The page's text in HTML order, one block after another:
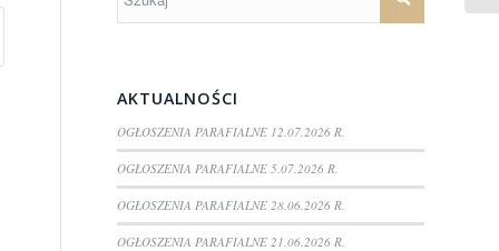
AKTUALNOŚCI
OGŁOSZENIA PARAFIALNE 12.07.2026 R.
OGŁOSZENIA PARAFIALNE 5.07.2026 R.
OGŁOSZENIA PARAFIALNE 28.06.2026 R.
OGŁOSZENIA PARAFIALNE 21.06.2026 R.